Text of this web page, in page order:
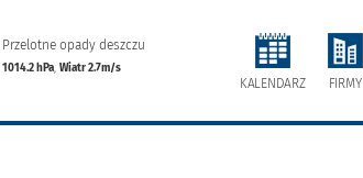
Przelotne opady deszczu
1014.2 hPa,Wiatr 2.7m/s
KALENDARZ FIRMY